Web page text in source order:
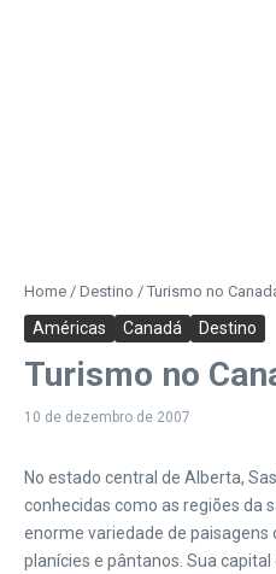
Home / Destino / Turismo no
Américas Canadá Destino
Turismo no
10 de dezembro de 2007
No estado central de Alberta,
conhecidas como as regiões da
enorme variedade de paisagens
planícies e pântanos. Sua